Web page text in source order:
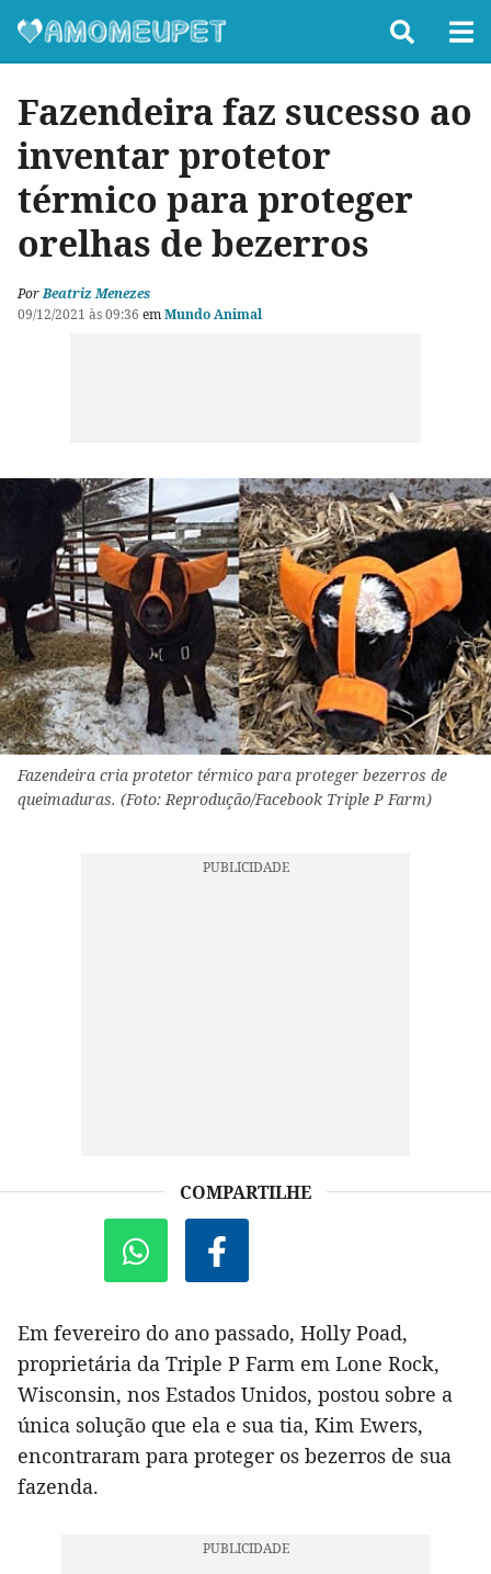
Fazendeira faz sucesso ao
inventar protetor
térmico para proteger
orelhas de bezerros
PorBeatriz Menezes
09/12/2021 às 09:36 emMundo Animal
Fazendeira cria protetor térmico para proteger bezerros de
queimaduras. (Foto: Reprodução/Facebook Triple P Farm)
COMPARTILHE
Em fevereiro do ano passado, Holly Poad,
proprietária da Triple P Farm em Lone Rock,
Wisconsin, nos Estados Unidos, postou sobre a
única solução que ela e sua tia, Kim Ewers,
encontraram para proteger os bezerros de sua
fazenda.